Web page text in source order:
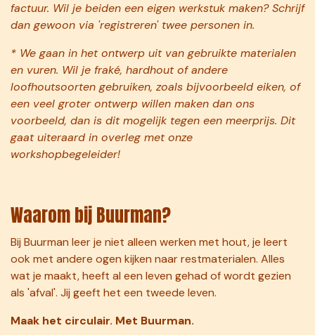
factuur. Wil je beiden een eigen werkstuk maken? Schrijf
dan gewoon via 'registreren' twee personen in.
* We gaan in het ontwerp uit van gebruikte materialen
en vuren. Wil je fraké, hardhout of andere
loofhoutsoorten gebruiken, zoals bijvoorbeeld eiken, of
een veel groter ontwerp willen maken dan ons
voorbeeld, dan is dit mogelijk tegen een meerprijs. Dit
gaat uiteraard in overleg met onze
workshopbegeleider!​
Waarom bij Buurman?
Bij Buurman leer je niet alleen werken met hout, je leert
ook met andere ogen kijken naar restmaterialen. Alles
wat je maakt, heeft al een leven gehad of wordt gezien
als 'afval'. Jij geeft het een tweede leven.
Maak het circulair. Met Buurman.